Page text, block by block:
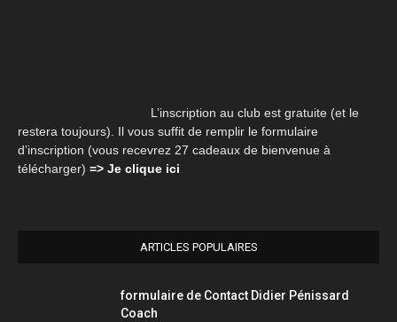
L’inscription au club est gratuite (et le
restera toujours). Il vous suffit de remplir le formulaire
d’inscription (vous recevrez 27 cadeaux de bienvenue à
télécharger) => Je clique ici
ARTICLES POPULAIRES
formulaire de Contact Didier Pénissard
Coach